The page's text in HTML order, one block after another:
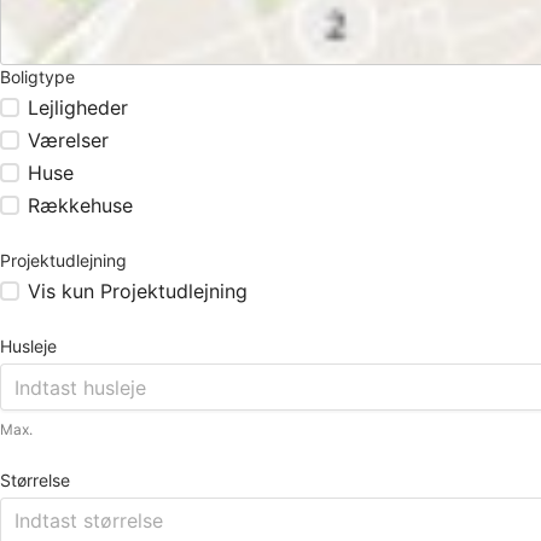
Boligtype
Lejligheder
Værelser
Huse
Rækkehuse
Projektudlejning
Vis kun Projektudlejning
Husleje
Max.
Størrelse